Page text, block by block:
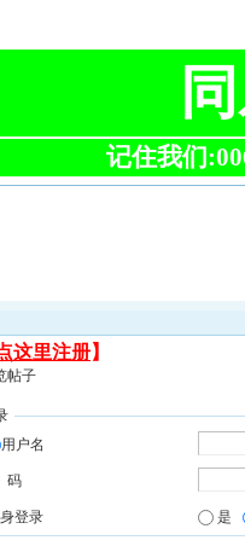
记住我们
这里注册】
帖子
用户名
码
登录 是